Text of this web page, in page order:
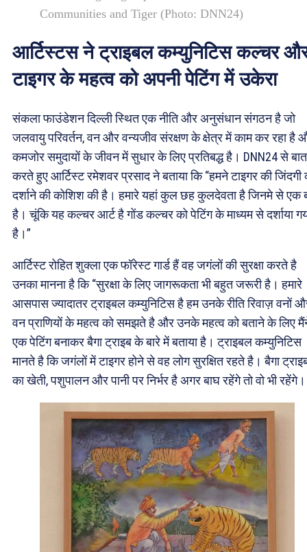
Communities and Tiger (Photo: DNN24)
आर्टिस्टस ने ट्राइबल कम्युनिटिस कल्चर
टाइगर के महत्व को अपनी पेटिंग में उकेरा
संकला फाउंडेशन दिल्ली स्थित एक नीति और अनुसंधान संगठन है जो
जलवायु परिवर्तन, वन और वन्यजीव संरक्षण के क्षेत्र में काम कर रहा है
कमजोर समुदायों के जीवन में सुधार के लिए प्रतिबद्ध है। DNN24 से बात
करते हुए आर्टिस्ट रमेशवर प्रसाद ने बताया कि “हमने टाइगर की जिंदगी
दर्शाने की कोशिश की है। हमारे यहां कुल छह कुलदेवता है जिनमे से एक
है। चूंकि यह कल्चर आर्ट है गोंड कल्चर को पेटिंग के माध्यम से दर्शाया
है।”
आर्टिस्ट रोहित शुक्ला एक फॉरेस्ट गार्ड हैं वह जगंलों की सुरक्षा करते है
उनका मानना है कि “सुरक्षा के लिए जागरूकता भी बहुत जरूरी है। हमारे
आसपास ज्यादातर ट्राइबल कम्युनिटिस है हम उनके रीति रिवाज़ वनों
वन प्राणियों के महत्व को समझते है और उनके महत्व को बताने के लिए
एक पेटिंग बनाकर बैगा ट्राइब के बारे में बताया है। ट्राइबल कम्युनिटिस
मानते है कि जगंलों में टाइगर होने से वह लोग सुरक्षित रहते है। बैगा
का खेती, पशुपालन और पानी पर निर्भर है अगर बाघ रहेंगे तो वो भी रहेंगे।